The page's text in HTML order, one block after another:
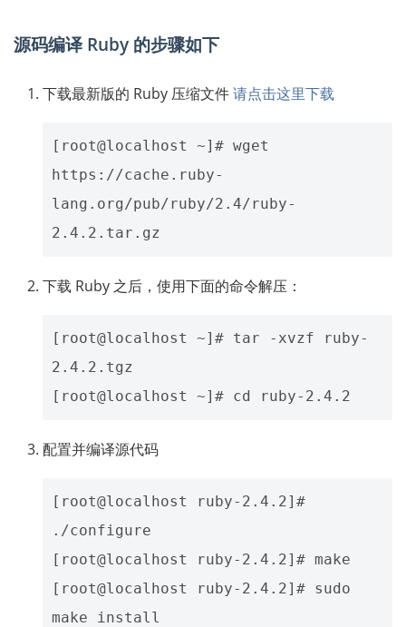
源码编译 Ruby 的步骤如下
下载最新版的 Ruby 压缩文件请点击这里下载
[root@localhost ~]# wget
https://cache.ruby-
lang.org/pub/ruby/2.4/ruby-
下载 Ruby 之后，使用下面的命令解压：
[root@localhost ~]# tar -xvzf ruby-
2.4.2.tgz
配置并编译源代码
[root@localhost ruby-2.4.2]#
./configure
[root@localhost ruby-2.4.2]# make
[root@localhost ruby-2.4.2]# sudo